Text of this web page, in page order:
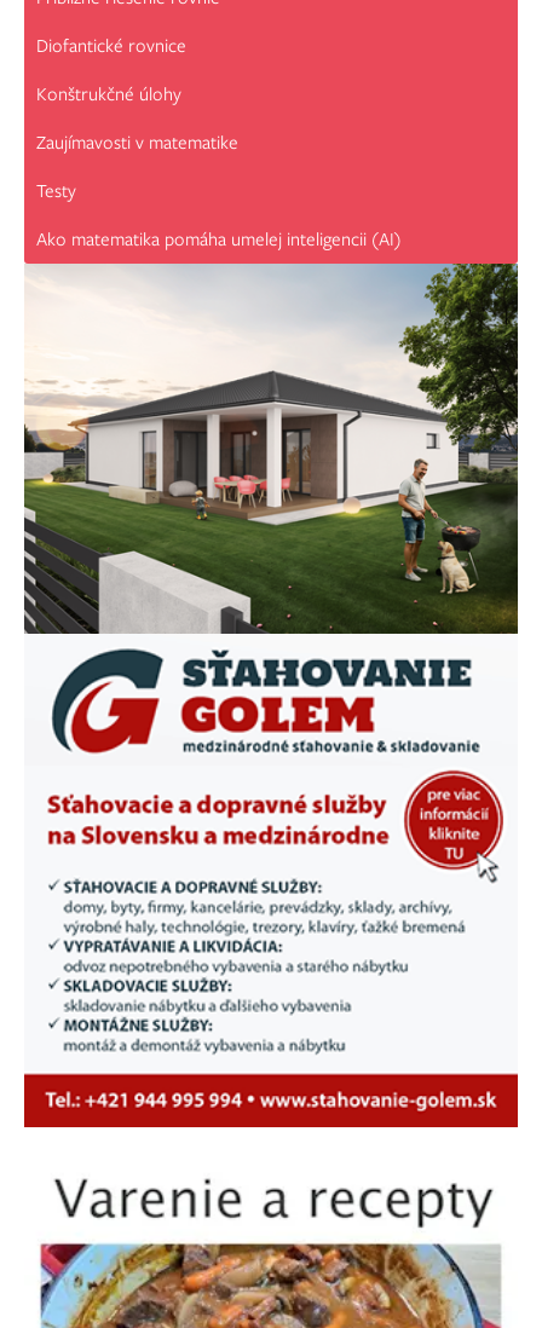
Diofantické rovnice
Konštrukčné úlohy
Zaujímavosti v matematike
Testy
Ako matematika pomáha umelej inteligencii (AI)